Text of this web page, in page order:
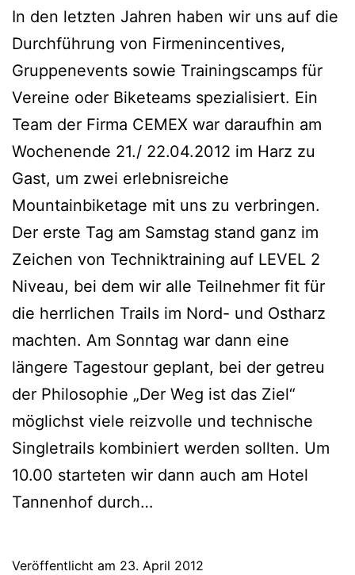
In den letzten Jahren haben wir uns auf die
Durchführung von Firmenincentives,
Gruppenevents sowie Trainingscamps für
Vereine oder Biketeams spezialisiert. Ein
Team der Firma CEMEX war daraufhin am
Wochenende 21./ 22.04.2012 im Harz zu
Gast, um zwei erlebnisreiche
Mountainbiketage mit uns zu verbringen.
Der erste Tag am Samstag stand ganz im
Zeichen von Techniktraining auf LEVEL 2
Niveau, bei dem wir alle Teilnehmer fit für
die herrlichen Trails im Nord- und Ostharz
machten. Am Sonntag war dann eine
längere Tagestour geplant, bei der getreu
der Philosophie „Der Weg ist das Ziel“
möglichst viele reizvolle und technische
Singletrails kombiniert werden sollten. Um
10.00 starteten wir dann auch am Hotel
Tannenhof durch…
Veröffentlicht am 23. April 2012